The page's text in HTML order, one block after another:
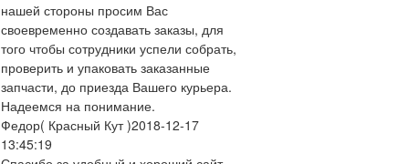
нашей стороны просим Вас
своевременно создавать заказы, для
того чтобы сотрудники успели собрать,
проверить и упаковать заказанные
запчасти, до приезда Вашего курьера.
Надеемся на понимание.
Федор( Красный Кут )2018-12-17
13:45:19